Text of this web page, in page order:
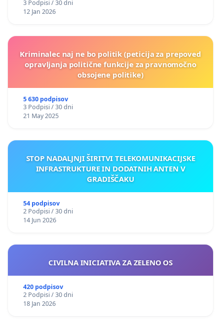
3 Podpisi / 30 dni
12 Jan 2026
Kriminalec naj ne bo politik (peticija za prepoved
opravljanja politične funkcije za pravnomočno
obsojene politike)
5 630 podpisov
3 Podpisi / 30 dni
21 May 2025
STOP NADALJNJI ŠIRITVI TELEKOMUNIKACIJSKE
INFRASTRUKTURE IN DODATNIH ANTEN V
GRADIŠČAKU
54 podpisov
2 Podpisi / 30 dni
14 Jun 2026
CIVILNA INICIATIVA ZA ZELENO OS
420 podpisov
2 Podpisi / 30 dni
18 Jan 2026